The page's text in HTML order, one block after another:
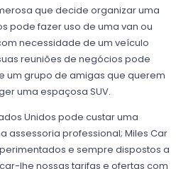
que decide organizar uma
pode fazer uso de uma van ou
necessidade de um veículo
reuniões de negócios pode
um grupo de amigas que querem
uma espaçosa SUV.
Unidos pode custar uma
assessoria professional; Miles Car
e sempre dispostos a
lhe nossas tarifas e ofertas com